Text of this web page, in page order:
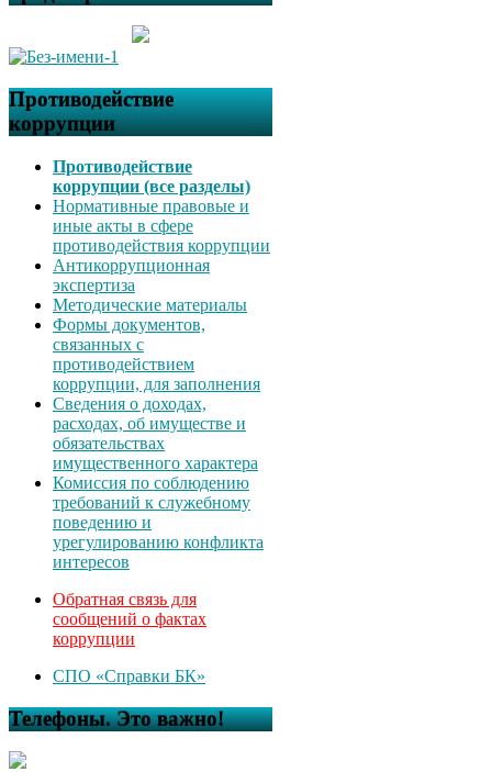
Противодействие
коррупции
Противодействие
коррупции (все разделы)
Нормативные правовые и
иные акты в сфере
противодействия коррупции
Антикоррупционная
экспертиза
Методические материалы
Формы документов,
связанных с
противодействием
коррупции, для заполнения
Сведения о доходах,
расходах, об имуществе и
обязательствах
имущественного характера
Комиссия по соблюдению
требований к служебному
поведению и
урегулированию конфликта
интересов
Обратная связь для
сообщений о фактах
коррупции
СПО «Справки БК»
Телефоны. Это важно!